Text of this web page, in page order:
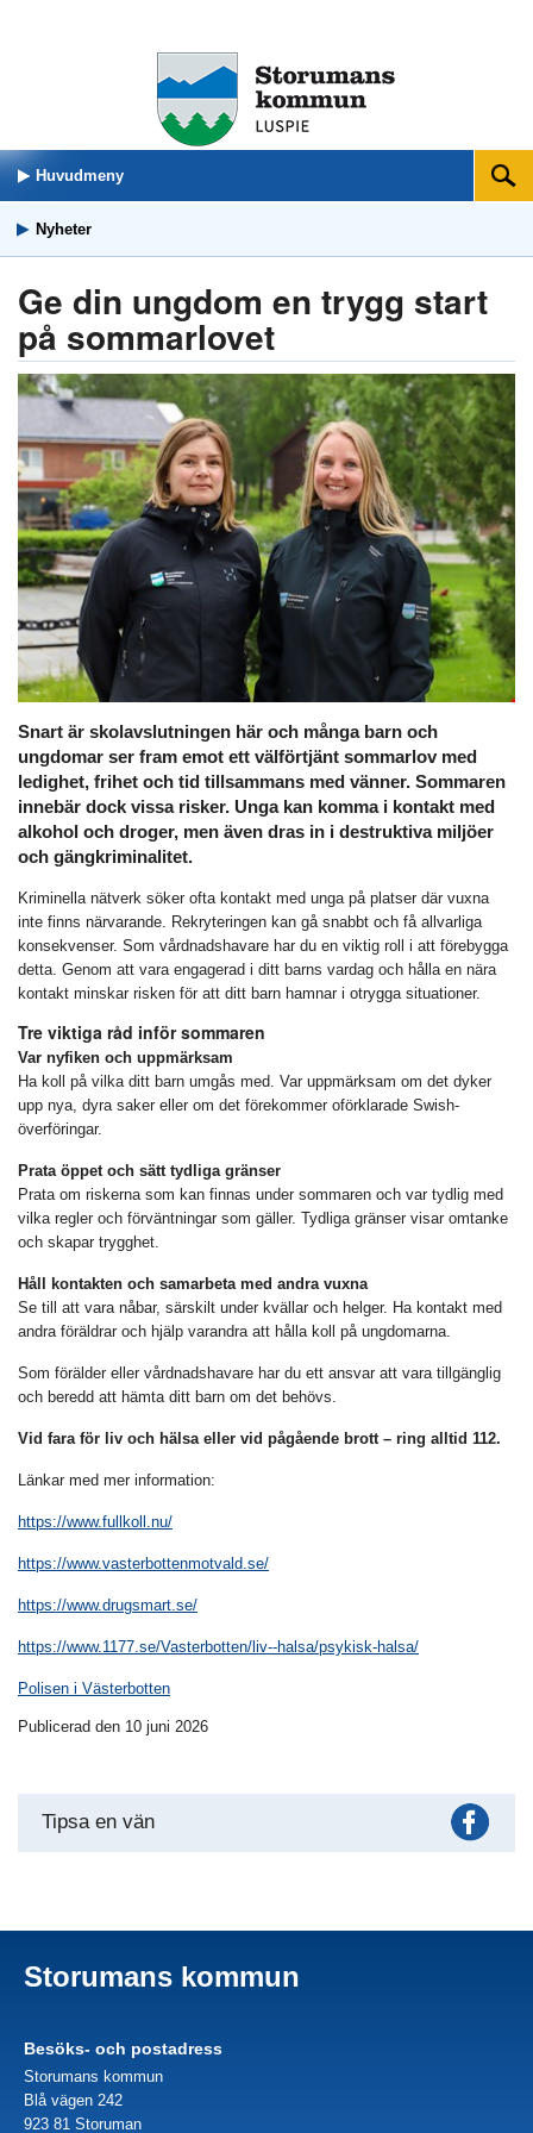
Huvudmeny Sök
Nyheter
Ge din ungdom en trygg start
på sommarlovet
Snart är skolavslutningen här och många barn och
ungdomar ser fram emot ett välförtjänt sommarlov med
ledighet, frihet och tid tillsammans med vänner. Sommaren
innebär dock vissa risker. Unga kan komma i kontakt med
alkohol och droger, men även dras in i destruktiva miljöer
och gängkriminalitet.
Kriminella nätverk söker ofta kontakt med unga på platser där vuxna
inte finns närvarande. Rekryteringen kan gå snabbt och få allvarliga
konsekvenser. Som vårdnadshavare har du en viktig roll i att förebygga
detta. Genom att vara engagerad i ditt barns vardag och hålla en nära
kontakt minskar risken för att ditt barn hamnar i otrygga situationer.
Tre viktiga råd inför sommaren
Var nyfiken och uppmärksam
Ha koll på vilka ditt barn umgås med. Var uppmärksam om det dyker
upp nya, dyra saker eller om det förekommer oförklarade Swish-
överföringar.
Prata öppet och sätt tydliga gränser
Prata om riskerna som kan finnas under sommaren och var tydlig med
vilka regler och förväntningar som gäller. Tydliga gränser visar omtanke
och skapar trygghet.
Håll kontakten och samarbeta med andra vuxna
Se till att vara nåbar, särskilt under kvällar och helger. Ha kontakt med
andra föräldrar och hjälp varandra att hålla koll på ungdomarna.
Som förälder eller vårdnadshavare har du ett ansvar att vara tillgänglig
och beredd att hämta ditt barn om det behövs.
Vid fara för liv och hälsa eller vid pågående brott – ring alltid 112.
Länkar med mer information:
https://www.fullkoll.nu/
https://www.vasterbottenmotvald.se/
https://www.drugsmart.se/
https://www.1177.se/Vasterbotten/liv--halsa/psykisk-halsa/
Polisen i Västerbotten
Publicerad den 10 juni 2026
Tipsa en vän
Storumans kommun
Besöks- och postadress
Storumans kommun
Blå vägen 242
923 81 Storuman